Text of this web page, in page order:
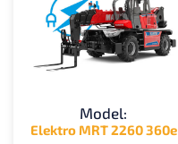
Model:
Elektro MRT 2260 360e